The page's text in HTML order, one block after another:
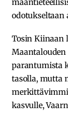
odotukseltaan
Tosin Kiinaan
parantumista
tasolla, mutta
kasvulle,